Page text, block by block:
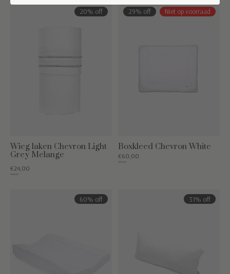
20% off
Wieg laken Chevron Light
Grey Melange
€24,00
€29,95
29% off Niet op voorraad
Boxkleed Chevron White
€60,00
€84,95
60% off 31% off